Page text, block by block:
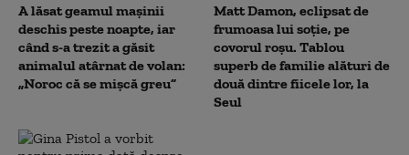
A lăsat geamul mașinii
deschis peste noapte, iar
când s-a trezit a găsit
animalul atârnat de volan:
„Noroc că se mișcă greu”
Matt Damon, eclipsat de
frumoasa lui soție, pe
covorul roșu. Tablou
superb de familie alături de
două dintre fiicele lor, la
Seul